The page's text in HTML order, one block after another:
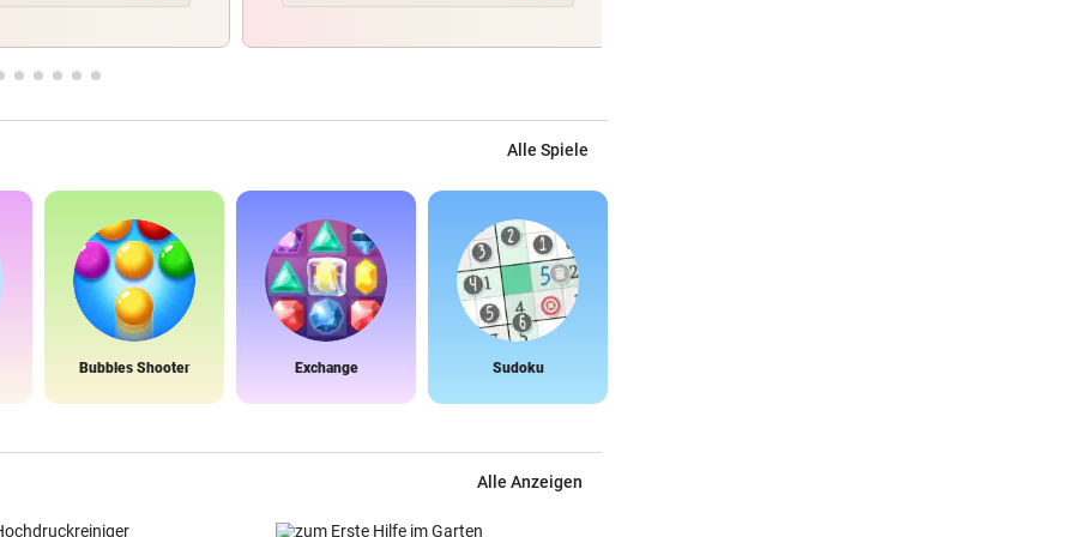
Alle Spiele
Bubbles Shooter Exchange Sudoku
Alle Anzeigen